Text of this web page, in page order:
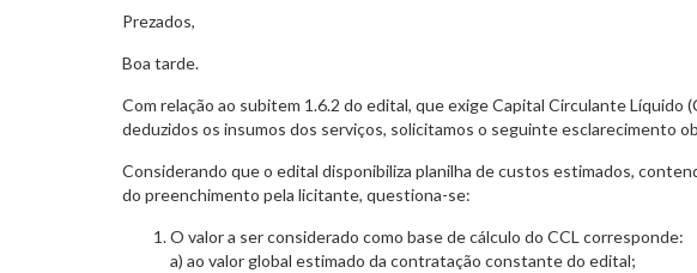
Prezados,
Boa tarde.
Com relação ao subitem 1.6.2 do edital, que exige Capital Circulante Líquido
deduzidos os insumos dos serviços, solicitamos o seguinte esclarecimento
Considerando que o edital disponibiliza planilha de custos estimados,
do preenchimento pela licitante, questiona-se:
O valor a ser considerado como base de cálculo do CCL corresponde:
a) ao valor global estimado da contratação constante do edital;